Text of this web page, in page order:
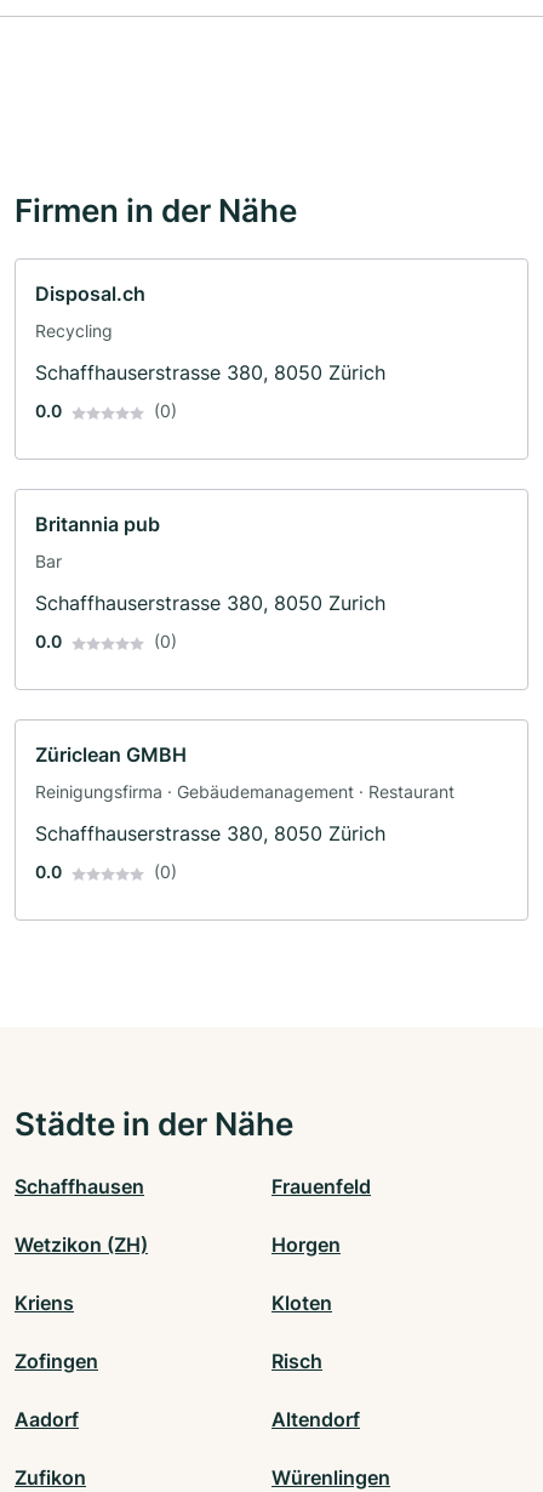
Firmen in der Nähe
Disposal.ch
Recycling
Schaffhauserstrasse 380, 8050 Zürich
0.0 (0)
Britannia pub
Bar
Schaffhauserstrasse 380, 8050 Zurich
0.0 (0)
Züriclean GMBH
Reinigungsfirma · Gebäudemanagement · Restaurant
Schaffhauserstrasse 380, 8050 Zürich
0.0 (0)
Städte in der Nähe
Schaffhausen Frauenfeld
Wetzikon (ZH) Horgen
Kriens Kloten
Zofingen Risch
Aadorf Altendorf
Zufikon Würenlingen